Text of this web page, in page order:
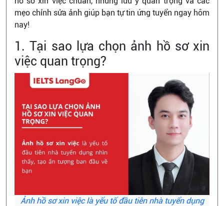
mẹo chỉnh sửa ảnh giúp bạn tự tin ứng tuyển ngay hôm
nay!
1. Tại sao lựa chọn ảnh hồ sơ xin
việc quan trọng?
Ảnh hồ sơ xin việc là yếu tố đầu tiên nhà tuyển dụng